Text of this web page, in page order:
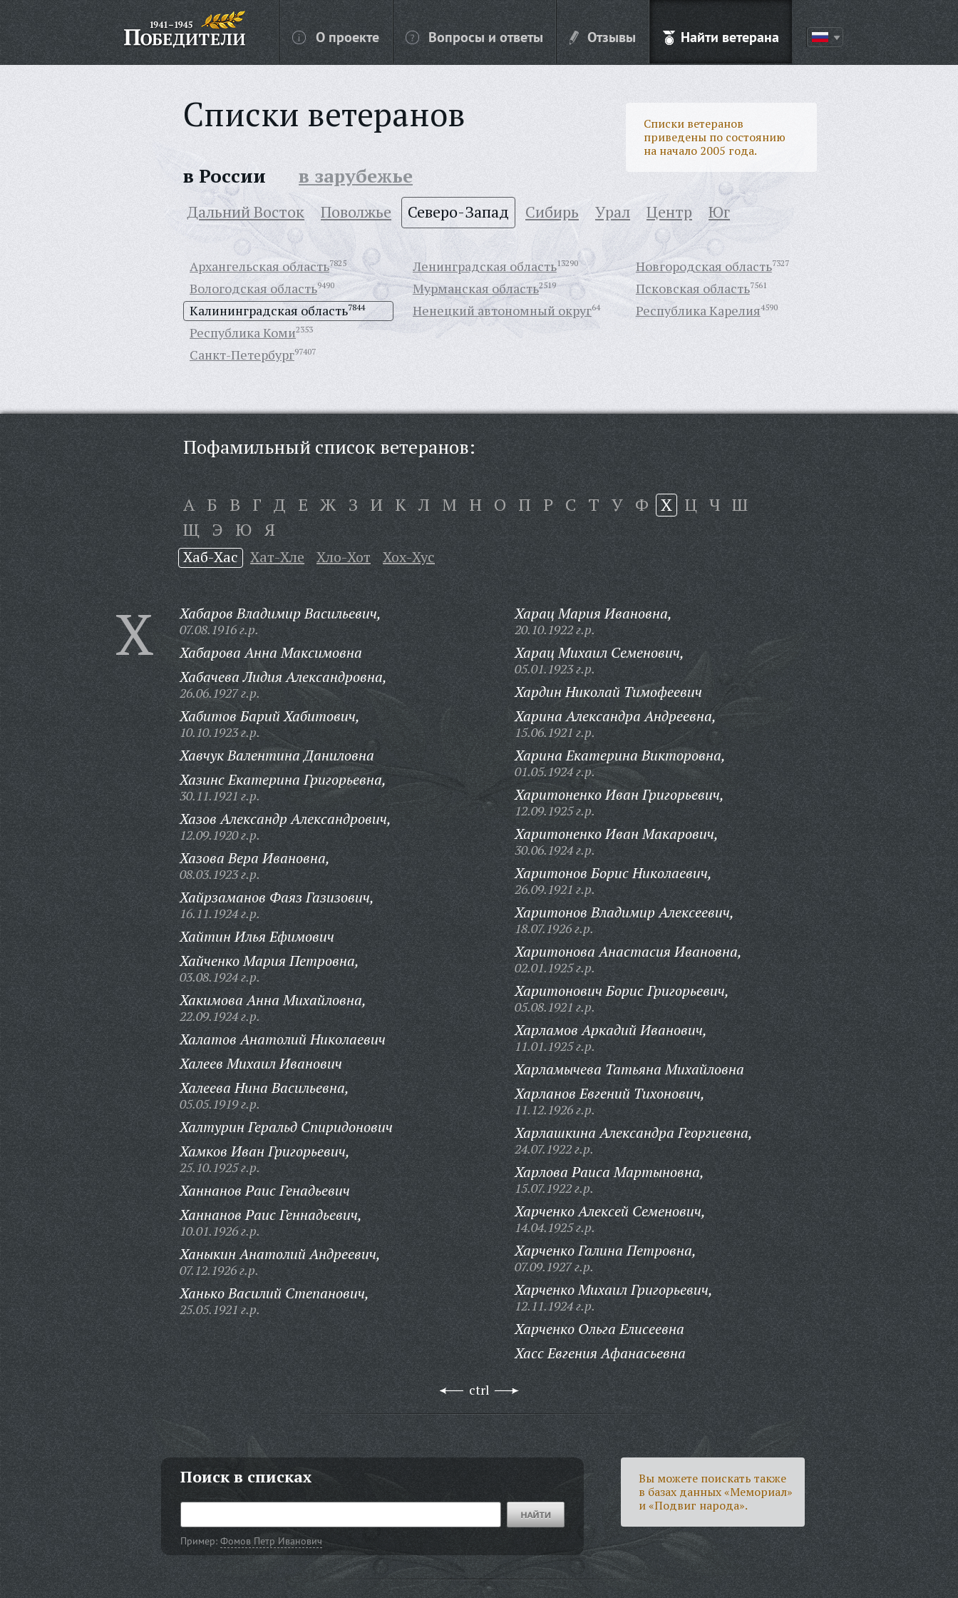
О проекте Вопросы и ответы Отзывы Найти ветерана
Списки ветеранов
Списки ветеранов
приведены по состоянию
на начало 2005 года.
в России в зарубежье
Дальний Восток Поволжье Северо-Запад Сибирь Урал Центр Юг
Архангельская область7825
Вологодская область9490
Калининградская область7844
Ленинградская область13290
Мурманская область2519
Ненецкий автономный округ64
Новгородская область7327
Псковская область7561
Республика Карелия4590
Республика Коми2353
Санкт-Петербург97407
Пофамильный список ветеранов:
А Б В Г Д Е Ж З И К Л М Н О П Р С Т У Ф Х Ц Ч Ш
Щ Э Ю Я
Хаб-Хас Хат-Хле Хло-Хот Хох-Хус
Х Хабаров Владимир Васильевич,
07.08.1916 г.р.
Хабарова Анна Максимовна
Хабачева Лидия Александровна,
26.06.1927 г.р.
Хабитов Барий Хабитович,
10.10.1923 г.р.
Хавчук Валентина Даниловна
Хазинс Екатерина Григорьевна,
30.11.1921 г.р.
Хазов Александр Александрович,
12.09.1920 г.р.
Хазова Вера Ивановна,
08.03.1923 г.р.
Хайрзаманов Фаяз Газизович,
16.11.1924 г.р.
Хайтин Илья Ефимович
Хайченко Мария Петровна,
03.08.1924 г.р.
Хакимова Анна Михайловна,
22.09.1924 г.р.
Халатов Анатолий Николаевич
Халеев Михаил Иванович
Халеева Нина Васильевна,
05.05.1919 г.р.
Халтурин Геральд Спиридонович
Хамков Иван Григорьевич,
25.10.1925 г.р.
Ханнанов Раис Генадьевич
Ханнанов Раис Геннадьевич,
10.01.1926 г.р.
Ханыкин Анатолий Андреевич,
07.12.1926 г.р.
Ханько Василий Степанович,
25.05.1921 г.р.
Харац Мария Ивановна,
20.10.1922 г.р.
Харац Михаил Семенович,
05.01.1923 г.р.
Хардин Николай Тимофеевич
Харина Александра Андреевна,
15.06.1921 г.р.
Харина Екатерина Викторовна,
01.05.1924 г.р.
Харитоненко Иван Григорьевич,
12.09.1925 г.р.
Харитоненко Иван Макарович,
30.06.1924 г.р.
Харитонов Борис Николаевич,
26.09.1921 г.р.
Харитонов Владимир Алексеевич,
18.07.1926 г.р.
Харитонова Анастасия Ивановна,
02.01.1925 г.р.
Харитонович Борис Григорьевич,
05.08.1921 г.р.
Харламов Аркадий Иванович,
11.01.1925 г.р.
Харламычева Татьяна Михайловна
Харланов Евгений Тихонович,
11.12.1926 г.р.
Харлашкина Александра Георгиевна,
24.07.1922 г.р.
Харлова Раиса Мартыновна,
15.07.1922 г.р.
Харченко Алексей Семенович,
14.04.1925 г.р.
Харченко Галина Петровна,
07.09.1927 г.р.
Харченко Михаил Григорьевич,
12.11.1924 г.р.
Харченко Ольга Елисеевна
Хасс Евгения Афанасьевна
ctrl
Поиск в списках
Пример: Фомов Петр Иванович
Вы можете поискать также
в базах данных «Мемориал»
и «Подвиг народа».